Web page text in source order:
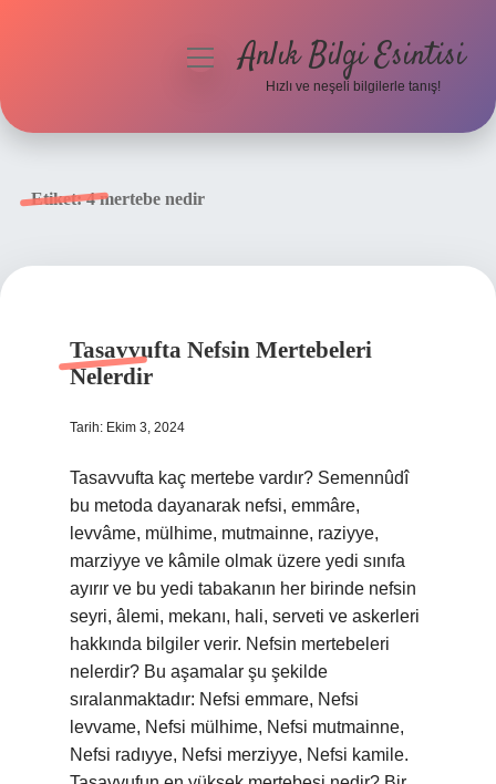
menüyüAnlık Bilgi Esintisi
Hızlı ve neşeli bilgilerle tanış!
Etiket:4 mertebe nedir
Tasavvufta Nefsin Mertebeleri
Nelerdir
Tarih: Ekim 3, 2024
Tasavvufta kaç mertebe vardır? Semennûdî
bu metoda dayanarak nefsi, emmâre,
levvâme, mülhime, mutmainne, raziyye,
marziyye ve kâmile olmak üzere yedi sınıfa
ayırır ve bu yedi tabakanın her birinde nefsin
seyri, âlemi, mekanı, hali, serveti ve askerleri
hakkında bilgiler verir. Nefsin mertebeleri
nelerdir? Bu aşamalar şu şekilde
sıralanmaktadır: Nefsi emmare, Nefsi
levvame, Nefsi mülhime, Nefsi mutmainne,
Nefsi radıyye, Nefsi merziyye, Nefsi kamile.